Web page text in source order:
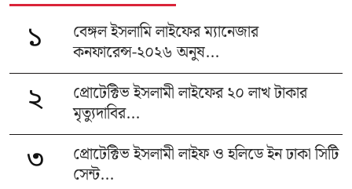
১
বেঙ্গল ইসলামি লাইফের ম্যানেজার
কনফারেন্স-২০২৬ অনুষ...
২
প্রোটেক্টিভ ইসলামী লাইফের ২০ লাখ টাকার
মৃত্যুদাবির...
৩
প্রোটেক্টিভ ইসলামী লাইফ ও হলিডে ইন ঢাকা সিটি
সেন্ট...